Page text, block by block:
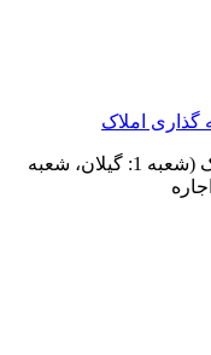
کاسپی لند برند معتبر سرمایه گذاری املاک (شعبه 1: گیلان، شعبه